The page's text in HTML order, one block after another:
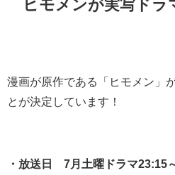
ヒモメンが実写ドラ
漫画が原作である「ヒモメン」が
とが決定しています！
・放送日 7月土曜ドラマ23:15